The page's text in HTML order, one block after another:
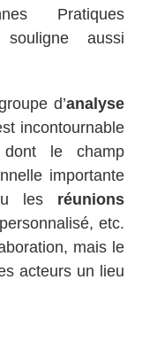
Pratiques
aussi
d’analyse
incontournable
dont le champ
importante
les réunions
etc.
mais le
acteurs un lieu